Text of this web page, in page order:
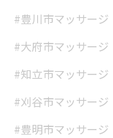
#豊川市マッサージ
#大府市マッサージ
#知立市マッサージ
#刈谷市マッサージ
#豊明市マッサージ